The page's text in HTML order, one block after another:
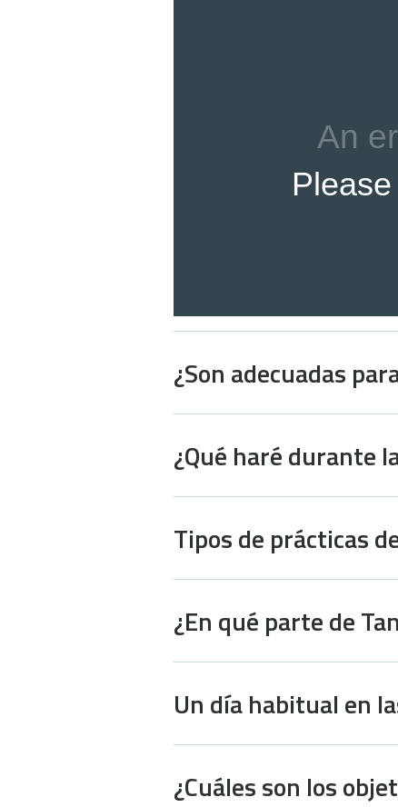
¿Son adecuadas
¿Qué haré durante
Tipos de prácticas
¿En qué parte de
Un día habitual en
¿Cuáles son los